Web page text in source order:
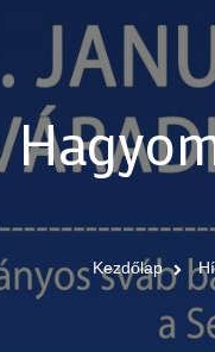
Kezdőlap